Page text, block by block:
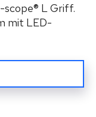
L Griff.
mit LED-